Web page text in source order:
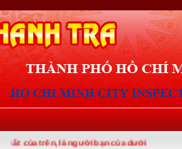
là người bạn của dưới